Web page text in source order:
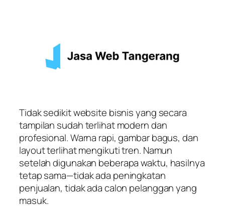
Tidak sedikit website bisnis yang secara
tampilan sudah terlihat modern dan
profesional. Warna rapi, gambar bagus, dan
layout terlihat mengikuti tren. Namun
setelah digunakan beberapa waktu, hasilnya
tetap sama—tidak ada peningkatan
penjualan, tidak ada calon pelanggan yang
masuk.